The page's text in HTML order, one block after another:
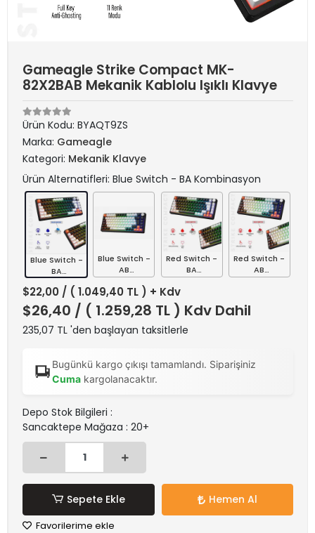
Gameagle Strike Compact MK-
82X2BAB Mekanik Kablolu Işıklı Klavye
Ürün Kodu: BYAQT9ZS
Marka: Gameagle
Kategori: Mekanik Klavye
Ürün Alternatifleri: Blue Switch - BA Kombinasyon
Blue Switch -
BA
Blue Switch -
AB
Kombinasyon
Red Switch -
BA
Kombinasyon
Red Switch -
AB
Kombinasyon
$22,00 / ( 1.049,40 TL ) + Kdv
$26,40 / ( 1.259,28 TL ) Kdv Dahil
235,07 TL 'den başlayan taksitlerle
Bugünkü kargo çıkışı tamamlandı. Siparişiniz
Cumakargolanacaktır.
Depo Stok Bilgileri :
Sancaktepe Mağaza : 20+
Sepete Ekle Hemen Al
Favorilerime ekle